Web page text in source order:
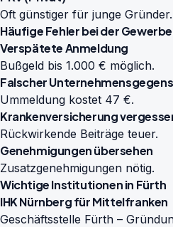
Oft günstiger für junge Gründer.
Häufige Fehler bei der
Verspätete Anmeldung
Bußgeld bis 1.000 € möglich.
Falscher
Ummeldung kostet 47 €.
Krankenversicherung
Rückwirkende Beiträge teuer.
Genehmigungen übersehen
Zusatzgenehmigungen nötig.
Wichtige Institutionen in Fürth
IHK Nürnberg für Mittelfranken
Geschäftsstelle Fürth –